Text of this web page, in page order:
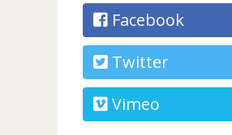
Facebook
Twitter
Vimeo